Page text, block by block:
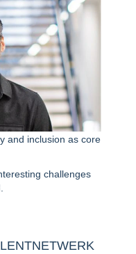
and inclusion as core
challenges